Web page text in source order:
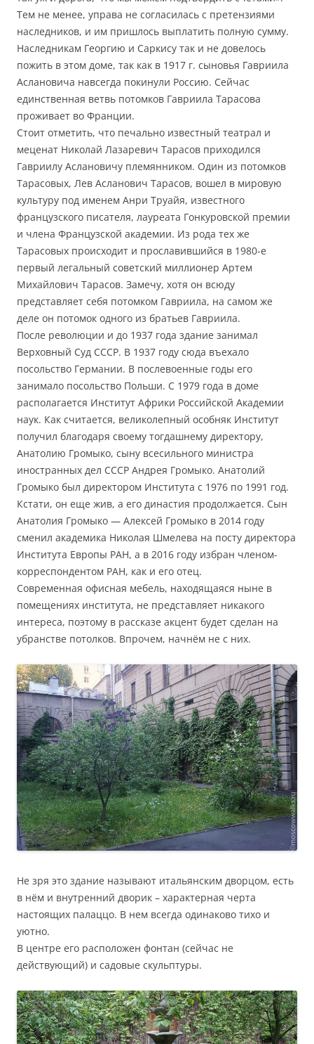
Тем не менее, управа не согласилась с претензиями
наследников, и им пришлось выплатить полную сумму.
Наследникам Георгию и Саркису так и не довелось
пожить в этом доме, так как в 1917 г. сыновья Гавриила
Аслановича навсегда покинули Россию. Сейчас
единственная ветвь потомков Гавриила Тарасова
проживает во Франции.
Стоит отметить, что печально известный театрал и
меценат Николай Лазаревич Тарасов приходился
Гавриилу Аслановичу племянником. Один из потомков
Тарасовых, Лев Асланович Тарасов, вошел в мировую
культуру под именем Анри Труайя, известного
французского писателя, лауреата Гонкуровской премии
и члена Французской академии. Из рода тех же
Тарасовых происходит и прославившийся в 1980-е
первый легальный советский миллионер Артем
Михайлович Тарасов. Замечу, хотя он всюду
представляет себя потомком Гавриила, на самом же
деле он потомок одного из братьев Гавриила.
После революции и до 1937 года здание занимал
Верховный Суд СССР. В 1937 году сюда въехало
посольство Германии. В послевоенные годы его
занимало посольство Польши. С 1979 года в доме
располагается Институт Африки Российской Академии
наук. Как считается, великолепный особняк Институт
получил благодаря своему тогдашнему директору,
Анатолию Громыко, сыну всесильного министра
иностранных дел СССР Андрея Громыко. Анатолий
Громыко был директором Института с 1976 по 1991 год.
Кстати, он еще жив, а его династия продолжается. Сын
Анатолия Громыко — Алексей Громыко в 2014 году
сменил академика Николая Шмелева на посту директора
Института Европы РАН, а в 2016 году избран членом-
корреспондентом РАН, как и его отец.
Современная офисная мебель, находящаяся ныне в
помещениях института, не представляет никакого
интереса, поэтому в рассказе акцент будет сделан на
убранстве потолков. Впрочем, начнём не с них.
Не зря это здание называют итальянским дворцом, есть
в нём и внутренний дворик – характерная черта
настоящих палаццо. В нем всегда одинаково тихо и
уютно.
В центре его расположен фонтан (сейчас не
действующий) и садовые скульптуры.